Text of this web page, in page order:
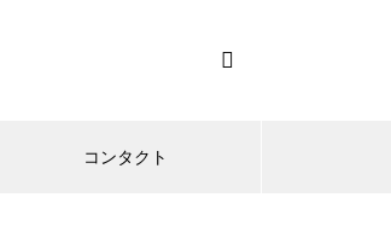
コンタクト